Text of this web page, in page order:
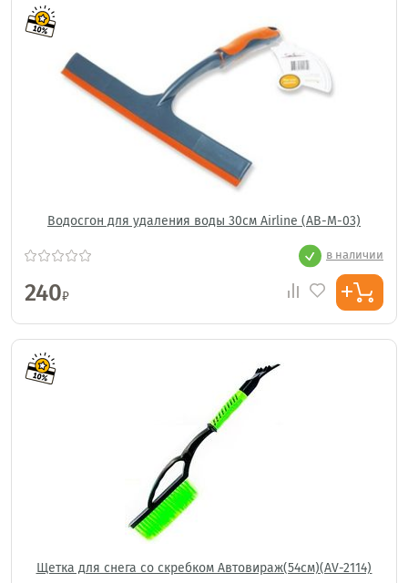
Водосгон для удаления воды 30см Airline (AB-M-03)
в наличии
240₽
Щетка для снега со скребком Автовираж(54см)(AV-2114)